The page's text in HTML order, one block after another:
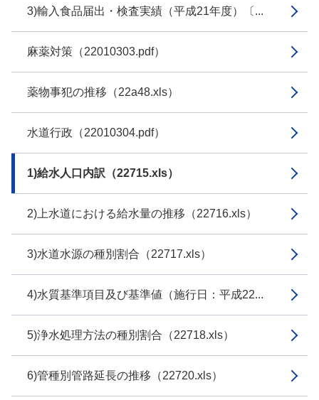
3)輸入食品届出・検査実績（平成21年度）〔...
麻薬対策（22010303.pdf）
薬物事犯の推移（22a48.xls）
水道行政（22010304.pdf）
1)給水人口内訳（22715.xls）
2)上水道における給水量の推移（22716.xls）
3)水道水源の種別割合（22717.xls）
4)水質基準項目及び基準値（施行日：平成22...
5)浄水処理方法の種別割合（22718.xls）
6)管種別管路延長の推移（22720.xls）